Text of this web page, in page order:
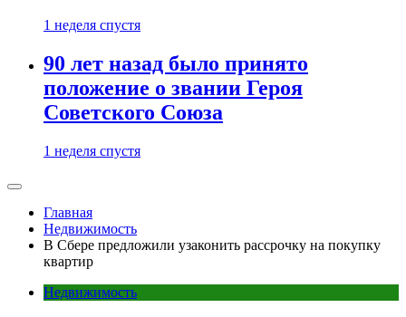
1 неделя спустя
90 лет назад было принято
положение о звании Героя
Советского Союза
1 неделя спустя
Главная
Недвижимость
В Сбере предложили узаконить рассрочку на покупку
квартир
Недвижимость